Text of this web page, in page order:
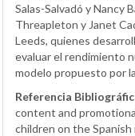
Salas-Salvadó y Nancy
Threapleton y Janet
Leeds, quienes
evaluar el rendimiento
modelo propuesto por la
Referencia
content and
children on the